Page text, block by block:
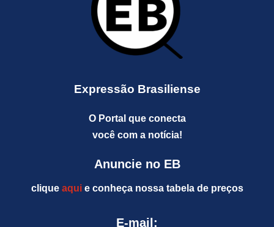
Expressão Brasiliense
O Portal que conecta
você com a notícia!
Anuncie no EB
clique aquie conheça nossa tabela de preços
E-mail: